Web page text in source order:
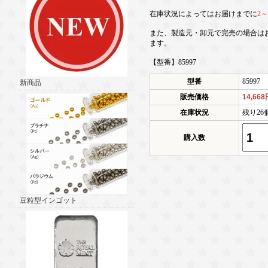
新商品
豆粒型インゴット
在庫状況によってはお届けまでに2
また、製造元・卸元で完売の場合
ます。
【型番】85997
型番
85997
販売価格
14,668
在庫状況
残り26
購入数